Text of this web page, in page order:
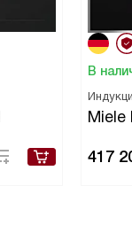
В
Miele
417